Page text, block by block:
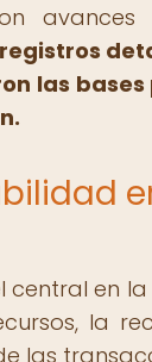
registros
las
en
la
las